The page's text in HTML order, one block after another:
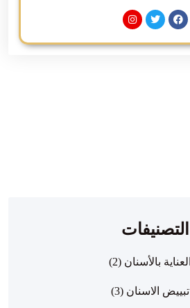
التصنيفات
العناية بالأسنان (2)
تبييض الاسنان (3)